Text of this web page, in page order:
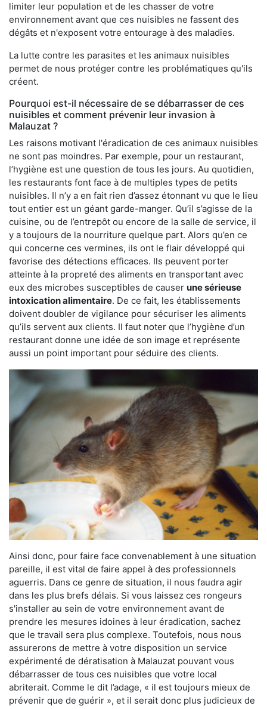
limiter leur population et de les chasser de votre
environnement avant que ces nuisibles ne fassent des
dégâts et n'exposent votre entourage à des maladies.
La lutte contre les parasites et les animaux nuisibles
permet de nous protéger contre les problématiques qu'ils
créent.
Pourquoi est-il nécessaire de se débarrasser de ces
nuisibles et comment prévenir leur invasion à
Malauzat ?
Les raisons motivant l'éradication de ces animaux nuisibles
ne sont pas moindres. Par exemple, pour un restaurant,
l’hygiène est une question de tous les jours. Au quotidien,
les restaurants font face à de multiples types de petits
nuisibles. Il n’y a en fait rien d’assez étonnant vu que le lieu
tout entier est un géant garde-manger. Qu’il s’agisse de la
cuisine, ou de l’entrepôt ou encore de la salle de service, il
y a toujours de la nourriture quelque part. Alors qu’en ce
qui concerne ces vermines, ils ont le flair développé qui
favorise des détections efficaces. Ils peuvent porter
atteinte à la propreté des aliments en transportant avec
eux des microbes susceptibles de causer une sérieuse
intoxication alimentaire. De ce fait, les établissements
doivent doubler de vigilance pour sécuriser les aliments
qu’ils servent aux clients. Il faut noter que l’hygiène d’un
restaurant donne une idée de son image et représente
aussi un point important pour séduire des clients.
Ainsi donc, pour faire face convenablement à une situation
pareille, il est vital de faire appel à des professionnels
aguerris. Dans ce genre de situation, il nous faudra agir
dans les plus brefs délais. Si vous laissez ces rongeurs
s'installer au sein de votre environnement avant de
prendre les mesures idoines à leur éradication, sachez
que le travail sera plus complexe. Toutefois, nous nous
assurerons de mettre à votre disposition un service
expérimenté de dératisation à Malauzat pouvant vous
débarrasser de tous ces nuisibles que votre local
abriterait. Comme le dit l’adage, « il est toujours mieux de
prévenir que de guérir », et il serait donc plus judicieux de